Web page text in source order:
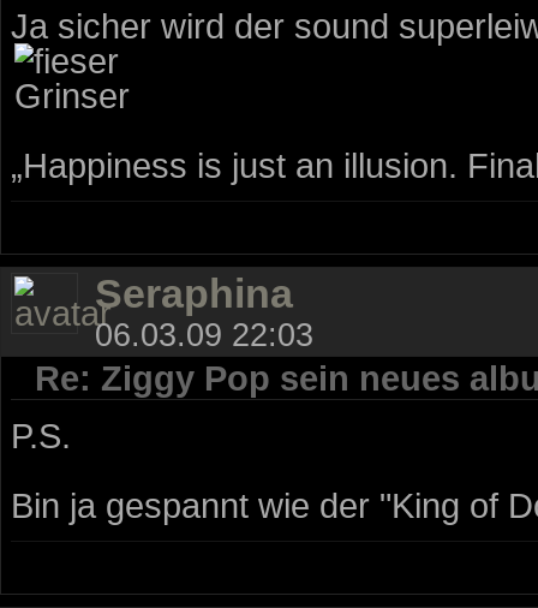
Ja sicher wird der sound
„Happiness is just an illusion.
Seraphina
06.03.09 22:03
Re: Ziggy Pop sein neues
P.S.
Bin ja gespannt wie der "King of